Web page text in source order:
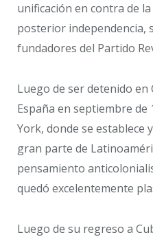
unificación en contra de
posterior independencia,
fundadores del Partido
Luego de ser detenido en
España en septiembre de
York, donde se establece
gran parte de
pensamiento
quedó excelentemente
Luego de su regreso a